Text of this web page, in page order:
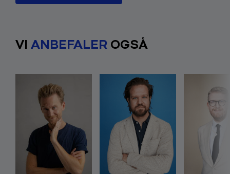
VI ANBEFALER OGSÅ